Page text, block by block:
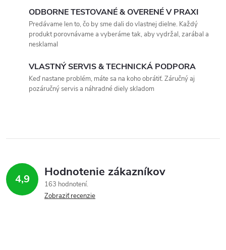
ODBORNE TESTOVANÉ & OVERENÉ V PRAXI
Predávame len to, čo by sme dali do vlastnej dielne. Každý
produkt porovnávame a vyberáme tak, aby vydržal, zarábal a
nesklamal
VLASTNÝ SERVIS & TECHNICKÁ PODPORA
Keď nastane problém, máte sa na koho obrátiť. Záručný aj
pozáručný servis a náhradné diely skladom
4,9 Hodnotenie zákazníkov
163 hodnotení
Zobraziť recenzie